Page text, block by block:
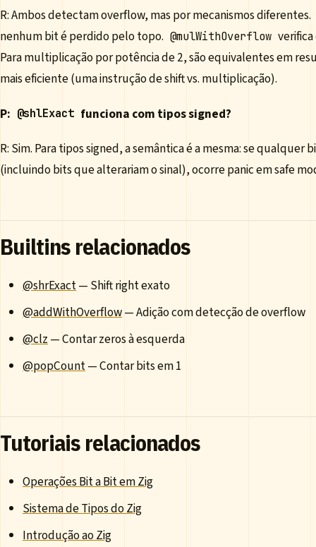
R: Ambos detectam overflow, mas por mecanismos diferentes.
nenhum bit é perdido pelo topo. @mulWithOverflow
Para multiplicação por potência de 2, são equivalentes em
mais eficiente (uma instrução de shift vs. multiplicação).
P: @shlExact funciona com tipos signed?
R: Sim. Para tipos signed, a semântica é a mesma: se qualquer
(incluindo bits que alterariam o sinal), ocorre panic em safe
Builtins relacionados
@shrExact— Shift right exato
@addWithOverflow— Adição com detecção de overflow
@clz — Contar zeros à esquerda
@popCount— Contar bits em 1
Tutoriais relacionados
Operações Bit a Bit em Zig
Sistema de Tipos do Zig
Introdução ao Zig